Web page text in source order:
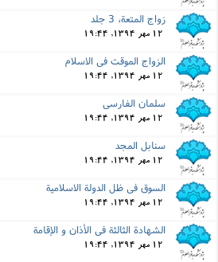
زواج المتعة، 3 جلد
12 مهر 1394, 19:44
الزواج الموقت فى الاسلام
12 مهر 1394, 19:44
سلمان الفارسى
12 مهر 1394, 19:44
سنابل المجد
12 مهر 1394, 19:44
السوق فى ظل الدولة الاسلامیة
12 مهر 1394, 19:44
الشهادة الثالثة فى الأذان و الإقامة
12 مهر 1394, 19:44